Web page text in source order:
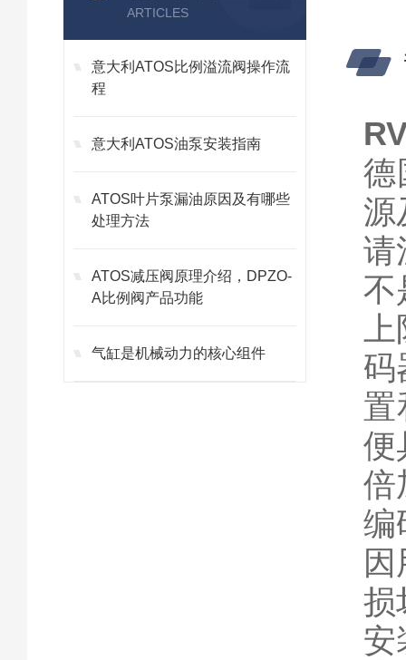
ARTICLES
意大利ATOS比例溢流阀操作流
程
意大利ATOS油泵安装指南
ATOS叶片泵漏油原因及有哪些
处理方法
ATOS减压阀原理介绍，DPZO-
A比例阀产品功能
气缸是机械动力的核心组件
德
源
请
不
码
置
便
倍
编
损
安